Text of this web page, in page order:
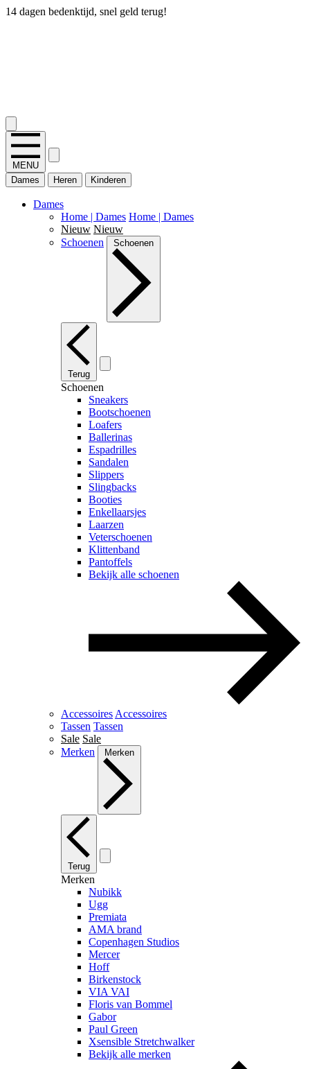
14 dagen bedenktijd, snel geld terug!
MENU
Dames
Heren Kinderen
Dames
Home | Dames Home | Dames
Nieuw Nieuw
Schoenen
Schoenen
Terug
Schoenen
Sneakers
Bootschoenen
Loafers
Ballerinas
Espadrilles
Sandalen
Slippers
Slingbacks
Booties
Enkellaarsjes
Laarzen
Veterschoenen
Klittenband
Pantoffels
Bekijk alle schoenen
Accessoires Accessoires
Tassen Tassen
Sale Sale
Merken
Merken
Terug
Merken
Nubikk
Ugg
Premiata
AMA brand
Copenhagen Studios
Mercer
Hoff
Birkenstock
VIA VAI
Floris van Bommel
Gabor
Paul Green
Xsensible Stretchwalker
Bekijk alle merken